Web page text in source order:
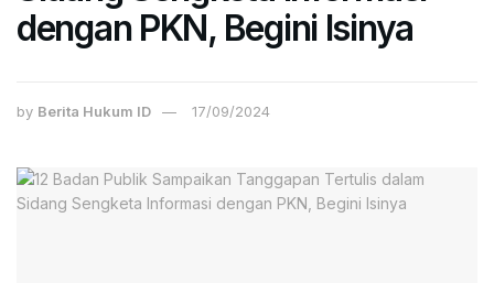
dengan PKN, Begini Isinya
by Berita Hukum ID 17/09/2024